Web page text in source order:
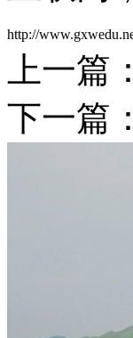
http://
上一篇：
下一篇：